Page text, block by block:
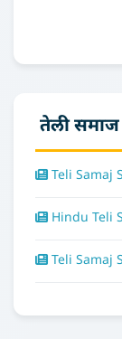
तेली समाज
Teli Samaj
Hindu Teli
Teli Samaj